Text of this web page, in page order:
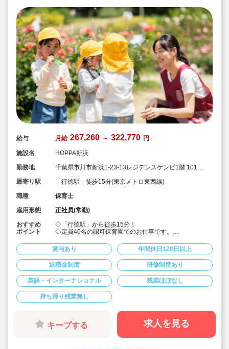
給与 月給 267,260 ～ 322,770 円
施設名
HOPPA新浜
勤務地
千葉県市川市新浜1-23-13レジデンスケンビ1階 101号
最寄り駅
「行徳駅」徒歩15分(東京メトロ東西線)
職種
保育士
雇用形態
正社員(常勤)
おすすめ
ポイント
◇「行徳駅」から徒歩15分！
◇定員40名の認可保育園でのお仕事です。
◇保育士3年目で年収415万円など！給与が高水準♪
◇残業ほぼ無し＆持ち帰り仕事なし！
◇借上げ社宅利用可☆引っ越し代援助10万円 + 敷金礼金
の一定額補助あり♪
◇年間休日120日以上/有給休暇推進/時短勤務制度あり(お
子様が6年生になるまで)
◇男女問わず子育て参加できるよう、職員のための環境
作りに力を入れています◎
◇ネイティブ講師と一緒に、英語のお歌を歌ったり、英
語の絵本の読み聞かせに耳を傾けたり。生の英語にふれ
◇アットホームな保育園です。保育園を子ども達の笑顔
あふれる園にしていきましょう！
賞与あり 年間休日120日以上
退職金制度 研修制度あり
英語・インターナショナル 残業ほぼなし
持ち帰り残業無し
キープする 求人を見る